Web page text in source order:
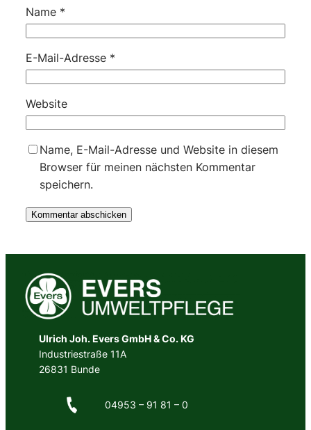
Name *
E-Mail-Adresse *
Website
Name, E-Mail-Adresse und Website in diesem
Browser für meinen nächsten Kommentar
speichern.
Ulrich Joh. Evers GmbH & Co. KG
Industriestraße 11A
26831 Bunde
04953 – 91 81 – 0